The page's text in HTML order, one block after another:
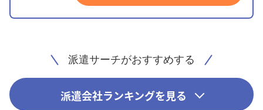
派遣サーチがおすすめする
派遣会社ランキングを見る